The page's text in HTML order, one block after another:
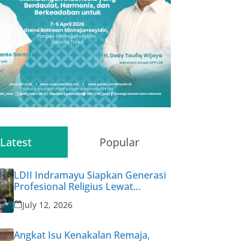
Latest Popular
LDII Indramayu Siapkan Generasi
Profesional Religius Lewat
Permata CAI ke-47
July 12, 2026
Angkat Isu Kenakalan Remaja,